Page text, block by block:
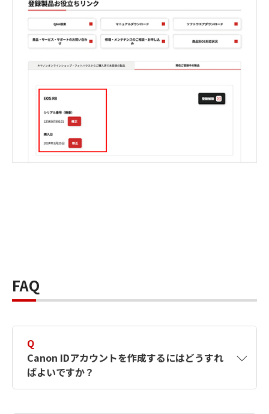
FAQ
Q
Canon IDアカウントを作成するにはどうすれ
ばよいですか？